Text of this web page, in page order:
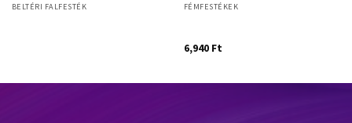
BELTÉRI FALFESTÉK FÉMFESTÉKEK
6,940 Ft